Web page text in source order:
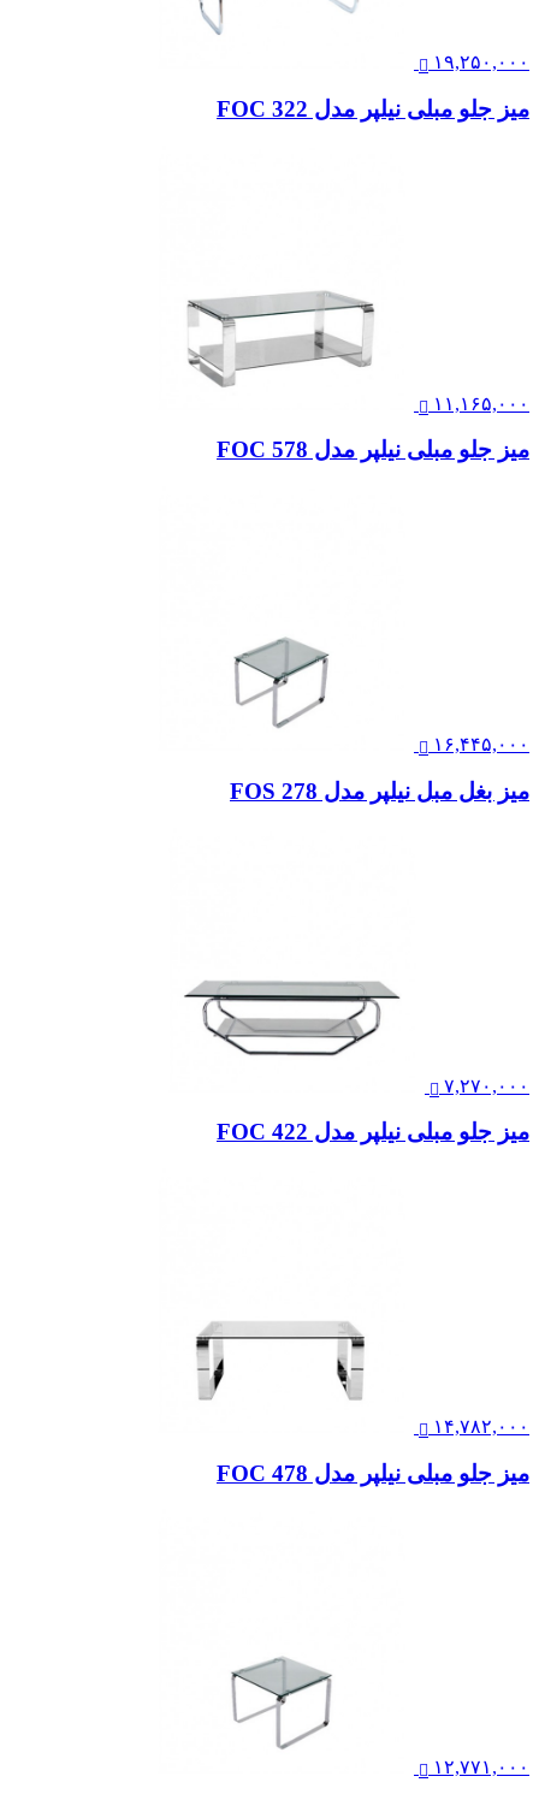
۱۹,۲۵۰,۰۰۰
میز جلو مبلی نیلپر مدل FOC 322
۱۱,۱۶۵,۰۰۰
میز جلو مبلی نیلپر مدل FOC 578
۱۶,۴۴۵,۰۰۰
میز بغل مبل نیلپر مدل FOS 278
۷,۲۷۰,۰۰۰
میز جلو مبلی نیلپر مدل FOC 422
۱۴,۷۸۲,۰۰۰
میز جلو مبلی نیلپر مدل FOC 478
۱۲,۷۷۱,۰۰۰